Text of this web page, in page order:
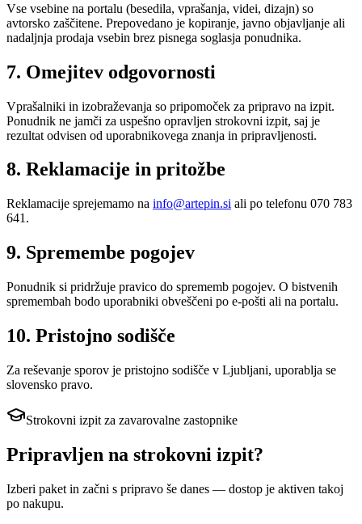
Vse vsebine na portalu (besedila, vprašanja, videi, dizajn) so
avtorsko zaščitene. Prepovedano je kopiranje, javno objavljanje ali
nadaljnja prodaja vsebin brez pisnega soglasja ponudnika.
7. Omejitev odgovornosti
Vprašalniki in izobraževanja so pripomoček za pripravo na izpit.
Ponudnik ne jamči za uspešno opravljen strokovni izpit, saj je
rezultat odvisen od uporabnikovega znanja in pripravljenosti.
8. Reklamacije in pritožbe
Reklamacije sprejemamo na info@artepin.si ali po telefonu 070 783
641.
9. Spremembe pogojev
Ponudnik si pridržuje pravico do sprememb pogojev. O bistvenih
spremembah bodo uporabniki obveščeni po e-pošti ali na portalu.
10. Pristojno sodišče
Za reševanje sporov je pristojno sodišče v Ljubljani, uporablja se
slovensko pravo.
Strokovni izpit za zavarovalne zastopnike
Pripravljen na strokovni izpit?
Izberi paket in začni s pripravo še danes — dostop je aktiven takoj
po nakupu.